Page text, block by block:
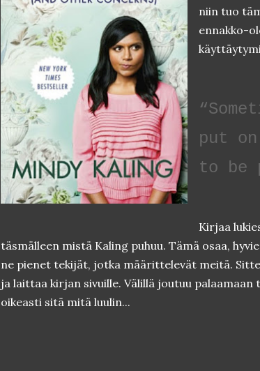
niin tuo
ennakko-
put
to be
Kirjaa
täsmälleen mistä Kaling puhuu. Tämä osaa,
ne pienet tekijät, jotka määrittelevät meitä.
ja laittaa kirjan sivuille. Välillä joutuu palaamaan
oikeasti sitä mitä luulin...